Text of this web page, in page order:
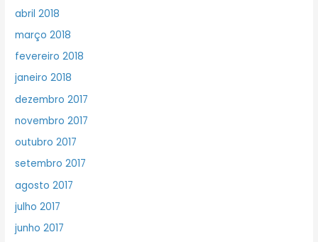
abril 2018
março 2018
fevereiro 2018
janeiro 2018
dezembro 2017
novembro 2017
outubro 2017
setembro 2017
agosto 2017
julho 2017
junho 2017